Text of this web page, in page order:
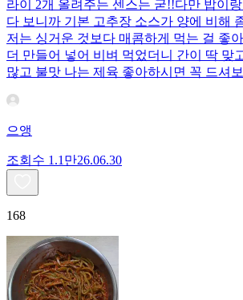
라이 2개 올려주는 센스는 굳!! ​다만 밥이
다 보니까 기본 고추장 소스가 양에 비해
저는 싱거운 것보다 매콤하게 먹는 걸 좋
더 만들어 넣어 비벼 먹었더니 간이 딱 맞
많고 불맛 나는 제육 좋아하시면 꼭 드셔
으앵
조회수 1.1만26.06.30
168